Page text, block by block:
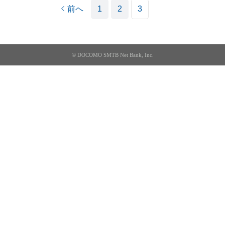
前へ 1 2 3
© DOCOMO SMTB Net Bank, Inc.